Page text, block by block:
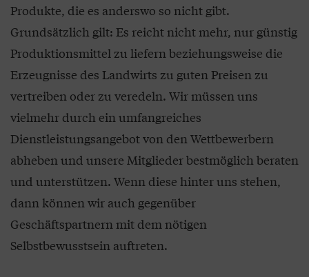
Produkte, die es anderswo so nicht gibt.
Grundsätzlich gilt: Es reicht nicht mehr, nur günstig
Produktionsmittel zu liefern beziehungsweise die
Erzeugnisse des Landwirts zu guten Preisen zu
vertreiben oder zu veredeln. Wir müssen uns
vielmehr durch ein umfangreiches
Dienstleistungsangebot von den Wettbewerbern
abheben und unsere Mitglieder bestmöglich beraten
und unterstützen. Wenn diese hinter uns stehen,
dann können wir auch gegenüber
Geschäftspartnern mit dem nötigen
Selbstbewusstsein auftreten.